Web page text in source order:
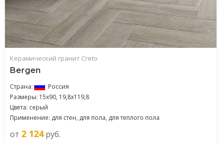
Керамический гранит Creto
Bergen
Страна:
Россия
Размеры: 15x90, 19,8x119,8
Цвета: серый
Применение: для стен, для пола, для теплого пола
от 2 124руб.